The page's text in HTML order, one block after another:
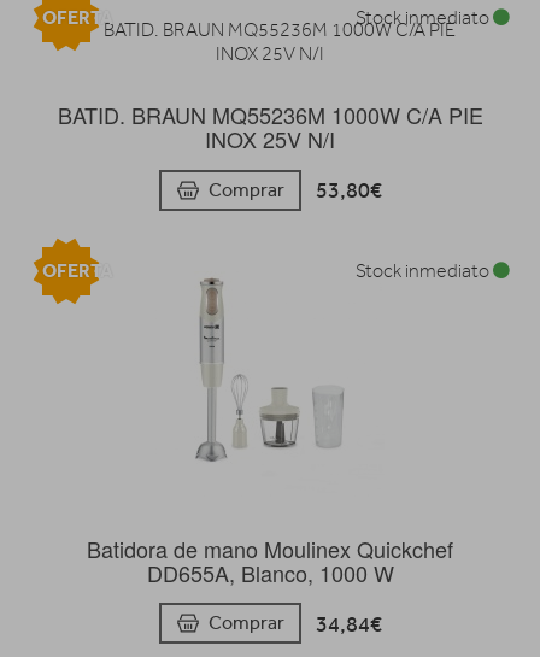
BATID. BRAUN MQ55236M 1000W C/A PIE
INOX 25V N/I
Comprar 53,80€
Stock inmediato
OFERTA
Batidora de mano Moulinex Quickchef
DD655A, Blanco, 1000 W
Comprar 34,84€
Stock inmediato
OFERTA